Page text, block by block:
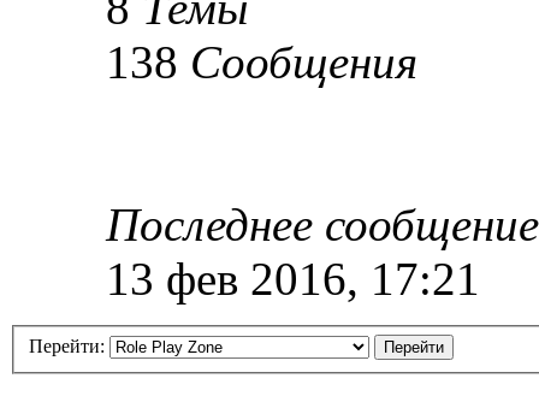
138 Сообщения
Последнее сообщение
13 фев 2016, 17:21
Перейти: